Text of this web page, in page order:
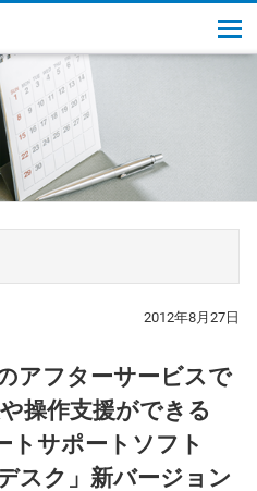
2012年8月27日
アフターサービスで
操作支援ができる
トサポートソフト
スク」新バージョン